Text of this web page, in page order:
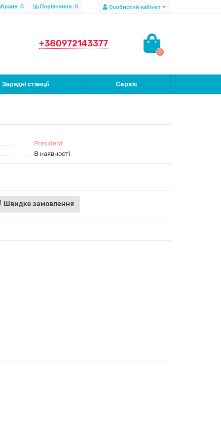
Особистий кабінет
Порівняння: 0
0
+380972143377
0
Зарядні станції Сервіс
President
В наявності
Швидке замовлення